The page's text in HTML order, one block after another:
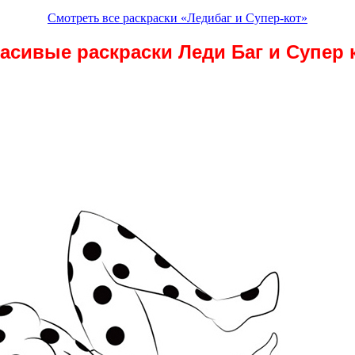
Смотреть все раскраски «Ледибаг и Супер-кот»
раскраски Леди Баг и Супер